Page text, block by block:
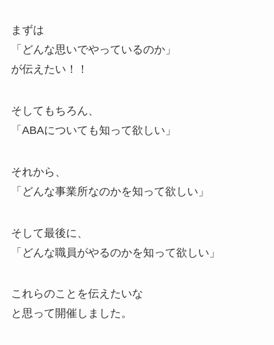
まずは
「どんな思いでやっているのか」
が伝えたい！！
そしてもちろん、
「ABAについても知って欲しい」
それから、
「どんな事業所なのかを知って欲しい」
そして最後に、
「どんな職員がやるのかを知って欲しい」
これらのことを伝えたいな
と思って開催しました。